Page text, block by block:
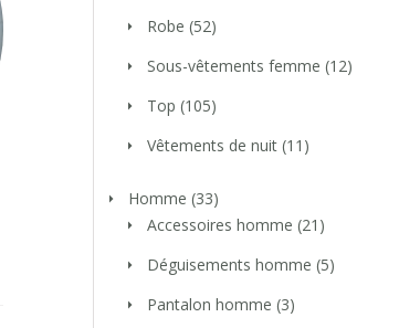
Robe (52)
Sous-vêtements femme (12)
Top (105)
Vêtements de nuit (11)
Homme (33)
Accessoires homme (21)
Déguisements homme (5)
Pantalon homme (3)